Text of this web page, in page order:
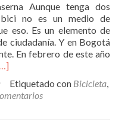
Aunque tenga dos
no es un medio de
eso. Es un elemento de
ciudadanía. Y en Bogotá
En febrero de este año
Etiquetado con Bicicleta,